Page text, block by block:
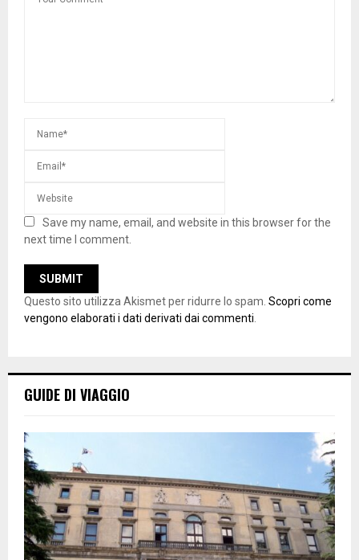
Save my name, email, and website in this browser for the
next time I comment.
Questo sito utilizza Akismet per ridurre lo spam. Scopri come
vengono elaborati i dati derivati dai commenti.
GUIDE DI VIAGGIO